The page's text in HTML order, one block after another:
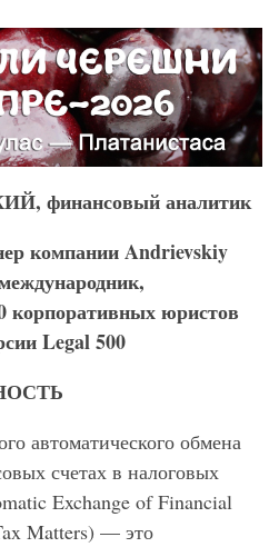
финансовый аналитик
компании Andrievskiy
корпоративных юристов
Legal 500
автоматического обмена
счетах в налоговых
Exchange of Financial
Matters) — это